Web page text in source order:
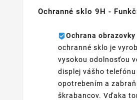
Ochranné sklo 9H -
Ochrana
ochranné sklo je
vysokou odolnosťou
displej vášho
opotrebením a
škrabancov. Vďaka